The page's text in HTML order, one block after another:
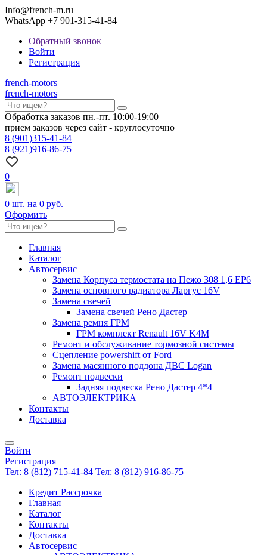
Info@french-m.ru
WhatsApp +7 901-315-41-84
Обратный звонок
Войти
Регистрация
french-motors
french-motors
Обработка заказов пн.-пт. 10:00-19:00
прием заказов через сайт - круглосуточно
8 (901)315-41-84
8 (921)916-86-75
0
0 шт. на 0 руб.
Оформить
Главная
Каталог
Автосервис
Замена Корпуса термостата на Пежо 308 1,6 EP6
Замена основного радиатора Ларгус 16V
Замена свечей
Замена свечей Рено Дастер
Замена ремня ГРМ
ГРМ комплект Renault 16V K4M
Ремонт и обслуживание тормозной системы
Сцепление powershift от Ford
Замена масянного поддона ДВС Logan
Ремонт подвески
Задняя подвеска Рено Дастер 4*4
АВТОЭЛЕКТРИКА
Контакты
Доставка
Войти
Регистрация
Тел: 8 (812) 715-41-84 Тел: 8 (812) 916-86-75
Кредит Рассрочка
Главная
Каталог
Контакты
Доставка
Автосервис